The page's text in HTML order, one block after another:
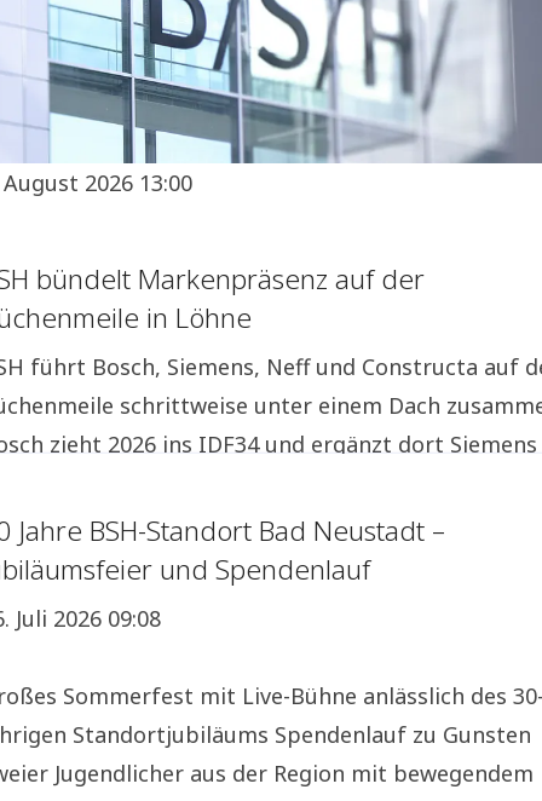
August 2026 13:00
bündelt Markenpräsenz auf der
in Löhne
führt Bosch, Siemens, Neff und Constructa auf
schrittweise unter einem Dach
zieht 2026 ins IDF34 und ergänzt dort Siemens
sichtbar und erleichtert
für den Handel
auf einen Mehrmarkenvertrieb richtet
Jahre BSH-Standort Bad Neustadt –
und Spendenlauf
Juli 2026 09:08
Sommerfest mit Live-Bühne anlässlich des
Standortjubiläums Spendenlauf zu Gunsten
Jugendlicher aus der Region mit bewegendem